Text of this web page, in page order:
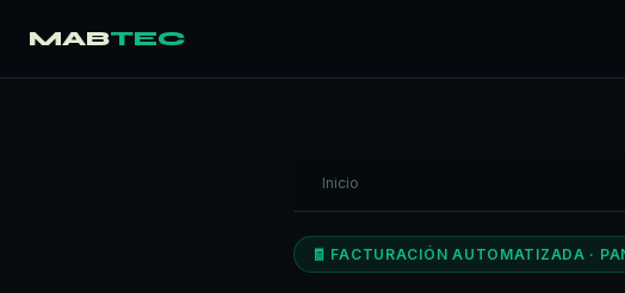
MABTEC
Inicio
🧾 FACTURACIÓN AUTOMATIZADA ·